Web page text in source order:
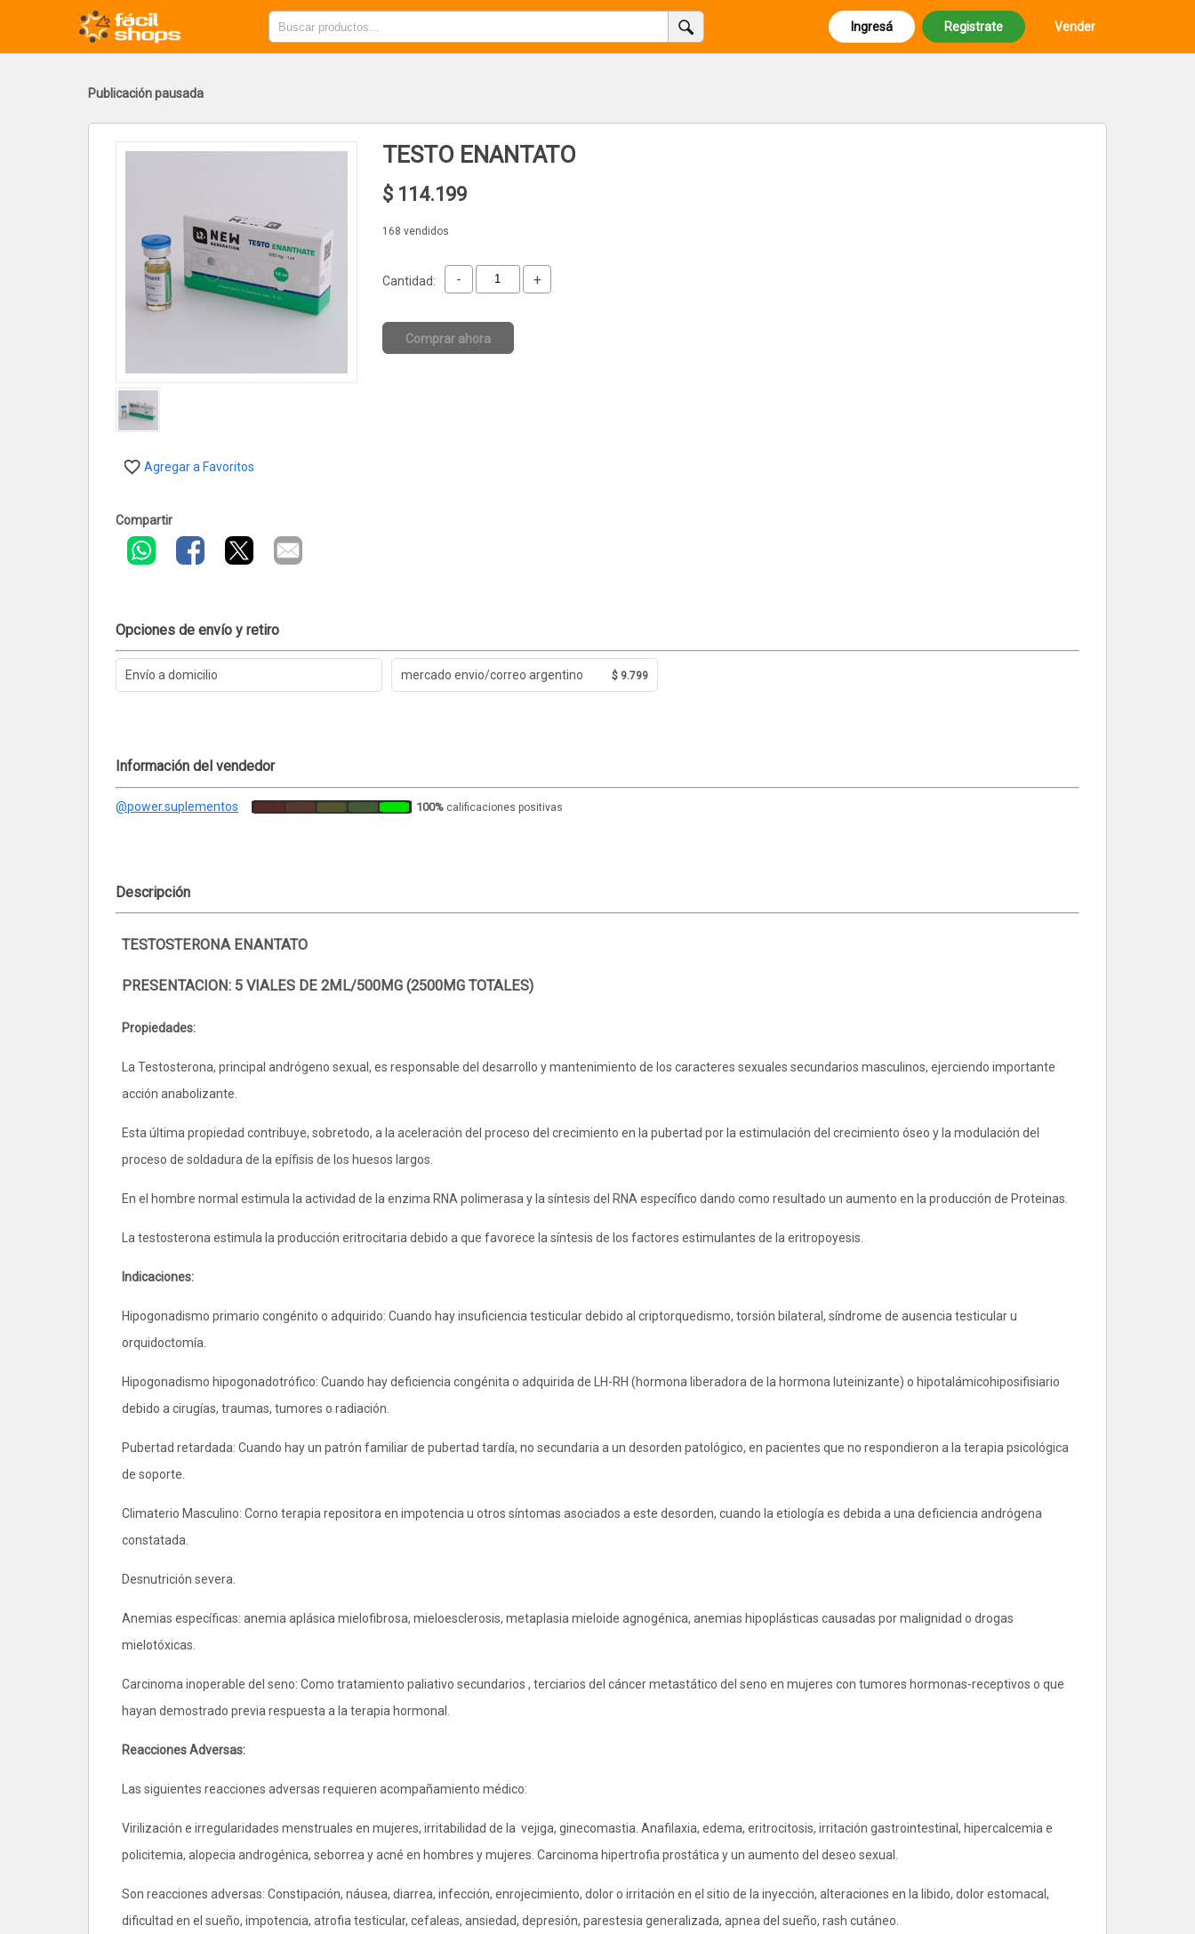
Vender
Registrate
Ingresá
Publicación pausada
TESTO ENANTATO
$ 114.199
168 vendidos
Cantidad: - +
Comprar ahora
Agregar a Favoritos
Compartir
Opciones de envío y retiro
Envío a domicilio mercado envio/correo argentino $ 9.799
Información del vendedor
@power.suplementos 100% calificaciones positivas
Descripción
TESTOSTERONA ENANTATO
PRESENTACION: 5 VIALES DE 2ML/500MG (2500MG TOTALES)
Propiedades:
La Testosterona, principal andrógeno sexual, es responsable del desarrollo y mantenimiento de los caracteres sexuales secundarios masculinos, ejerciendo importante
acción anabolizante.
Esta última propiedad contribuye, sobretodo, a la aceleración del proceso del crecimiento en la pubertad por la estimulación del crecimiento óseo y la modulación del
proceso de soldadura de la epífisis de los huesos largos.
En el hombre normal estimula la actividad de la enzima RNA polimerasa y la síntesis del RNA específico dando como resultado un aumento en la producción de Proteinas.
La testosterona estimula la producción eritrocitaria debido a que favorece la síntesis de los factores estimulantes de la eritropoyesis.
Indicaciones:
Hipogonadismo primario congénito o adquirido: Cuando hay insuficiencia testicular debido al criptorquedismo, torsión bilateral, síndrome de ausencia testicular u
orquidoctomía.
Hipogonadismo hipogonadotrófico: Cuando hay deficiencia congénita o adquirida de LH-RH (hormona liberadora de la hormona luteinizante) o hipotalámicohiposifisiario
debido a cirugías, traumas, tumores o radiación.
Pubertad retardada: Cuando hay un patrón familiar de pubertad tardía, no secundaria a un desorden patológico, en pacientes que no respondieron a la terapia psicológica
de soporte.
Climaterio Masculino: Corno terapia repositora en impotencia u otros síntomas asociados a este desorden, cuando la etiología es debida a una deficiencia andrógena
constatada.
Desnutrición severa.
Anemias específicas: anemia aplásica mielofibrosa, mieloesclerosis, metaplasia mieloide agnogénica, anemias hipoplásticas causadas por malignidad o drogas
mielotóxicas.
Carcinoma inoperable del seno: Como tratamiento paliativo secundarios , terciarios del cáncer metastático del seno en mujeres con tumores hormonas-receptivos o que
hayan demostrado previa respuesta a la terapia hormonal.
Reacciones Adversas:
Las siguientes reacciones adversas requieren acompañamiento médico:
Virilización e irregularidades menstruales en mujeres, irritabilidad de la vejiga, ginecomastia. Anafilaxia, edema, eritrocitosis, irritación gastrointestinal, hipercalcemia e
policitemia, alopecia androgénica, seborrea y acné en hombres y mujeres. Carcinoma hipertrofia prostática y un aumento del deseo sexual.
Son reacciones adversas: Constipación, náusea, diarrea, infección, enrojecimiento, dolor o irritación en el sitio de la inyección, alteraciones en la libido, dolor estomacal,
dificultad en el sueño, impotencia, atrofia testicular, cefaleas, ansiedad, depresión, parestesia generalizada, apnea del sueño, rash cutáneo.